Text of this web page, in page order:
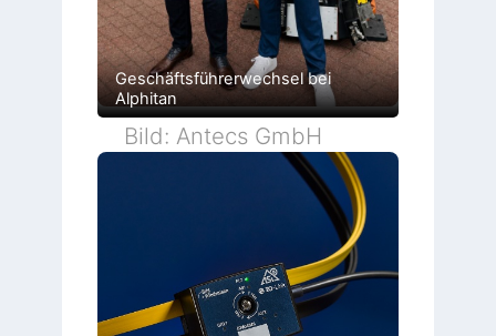
Geschäftsführerwechsel bei
Alphitan
Bild: Antecs GmbH